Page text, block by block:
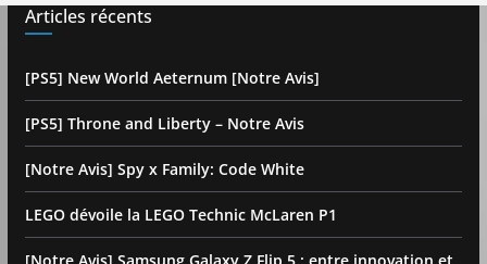
Articles récents
[PS5] New World Aeternum [Notre Avis]
[PS5] Throne and Liberty – Notre Avis
[Notre Avis] Spy x Family: Code White
LEGO dévoile la LEGO Technic McLaren P1